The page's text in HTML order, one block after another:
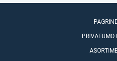
PRIVATUMO